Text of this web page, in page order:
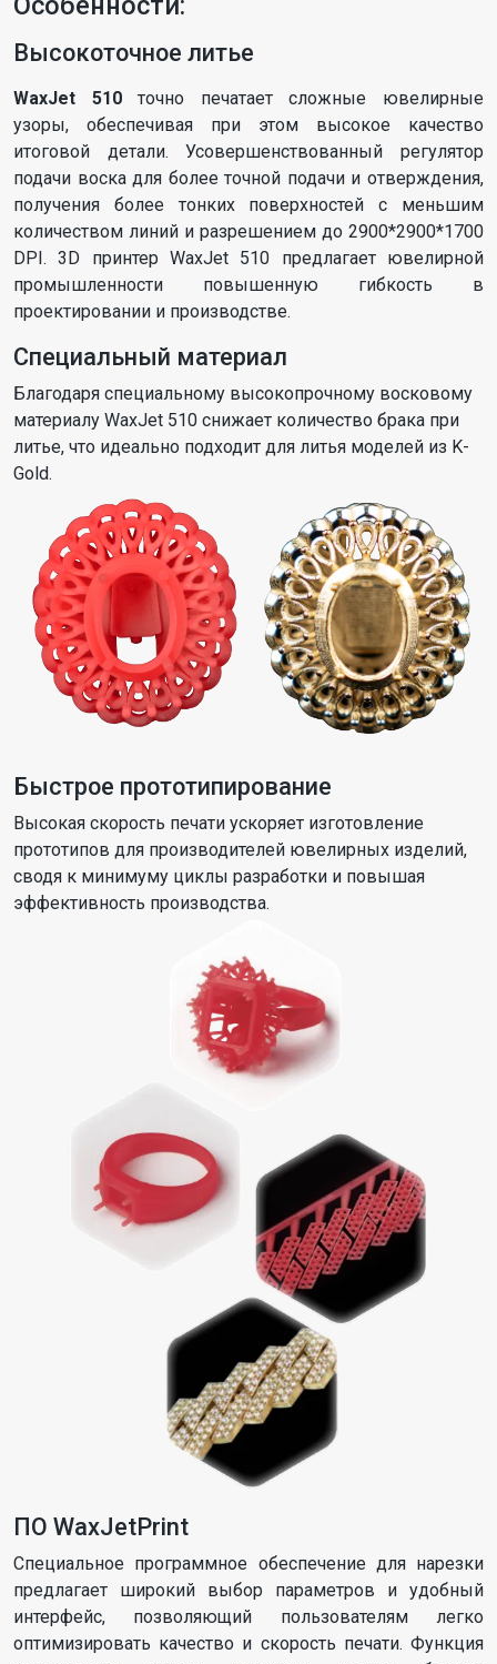
Высокоточное литье
WaxJet 510точно печатает сложные ювелирные
узоры, обеспечивая при этом высокое качество
итоговой детали. Усовершенствованный регулятор
подачи воска для более точной подачи и отверждения,
получения более тонких поверхностей с меньшим
количеством линий и разрешением до 2900*2900*1700
DPI. 3D принтер WaxJet 510 предлагает ювелирной
промышленности повышенную гибкость в
проектировании и производстве.
Специальный материал
Благодаря специальному высокопрочному восковому
материалу WaxJet 510 снижает количество брака при
литье, что идеально подходит для литья моделей из K-
Gold.
Быстрое прототипирование
Высокая скорость печати ускоряет изготовление
прототипов для производителей ювелирных изделий,
сводя к минимуму циклы разработки и повышая
эффективность производства.
ПО WaxJetPrint
Специальное программное обеспечение для нарезки
предлагает широкий выбор параметров и удобный
интерфейс, позволяющий пользователям легко
оптимизировать качество и скорость печати. Функция